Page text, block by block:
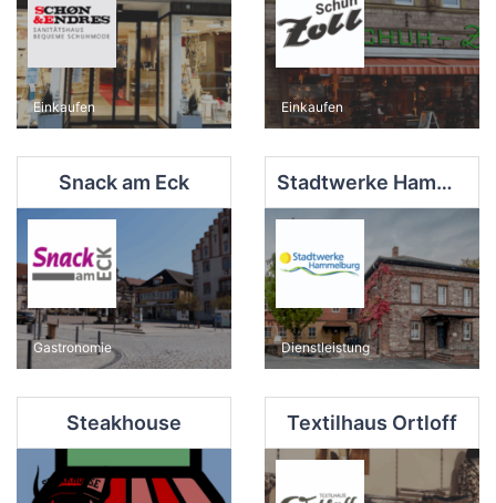
Einkaufen Einkaufen
Snack am Eck
Gastronomie
Stadtwerke Hammelburg GmbH Kundencenter
Dienstleistung
Steakhouse Textilhaus Ortloff